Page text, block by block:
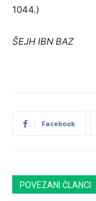
1044.)
ŠEJH IBN BAZ
Facebook
POVEZANI ČLANCI